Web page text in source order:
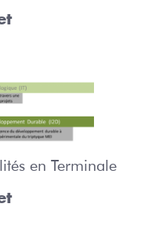
en Terminale